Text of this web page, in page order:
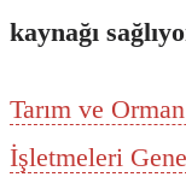
kaynağı
Tarım ve
İşletmeleri